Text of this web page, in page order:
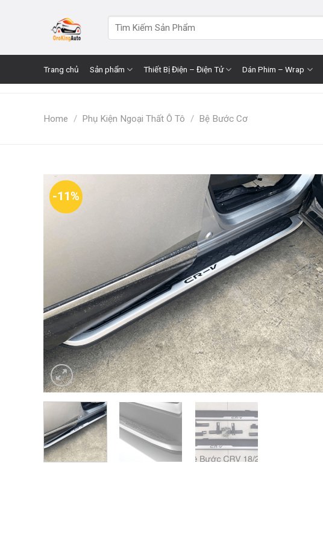
for:
Trang chủ Sản phẩm Thiết Bị Điện – Điện Tử Dán Phim – Wrap
Home / Phụ Kiện Ngoại Thất Ô Tô / Bệ Bước Cơ
-11%